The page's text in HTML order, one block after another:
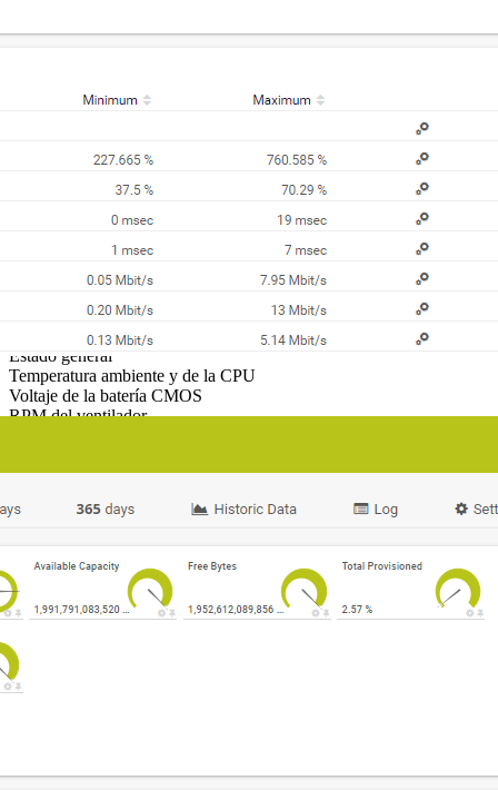
Salud de sistema IBM System X (SNMP)
monitorea la
salud del sistema de un dispositivo IBM. Puede mostrar lo siguiente
Estado general
Temperatura ambiente y de la CPU
Voltaje de la batería CMOS
RPM del ventilador